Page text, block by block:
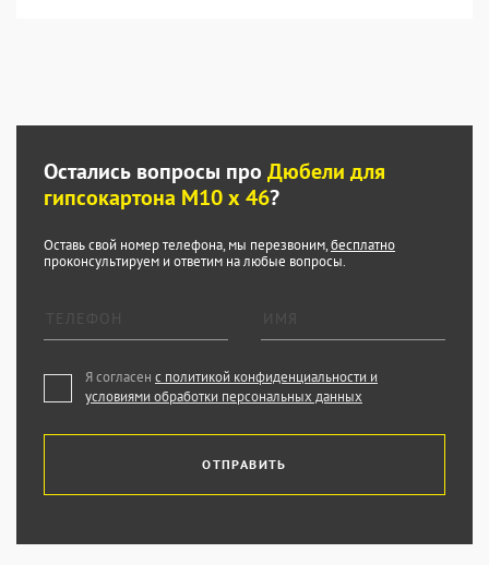
Остались вопросы про Дюбели для
гипсокартона М10 х 46?
Оставь свой номер телефона, мы перезвоним,бесплатно
проконсультируем и ответим на любые вопросы.
Я согласен с политикой конфиденциальности и
условиями обработки персональных данных
ОТПРАВИТЬ